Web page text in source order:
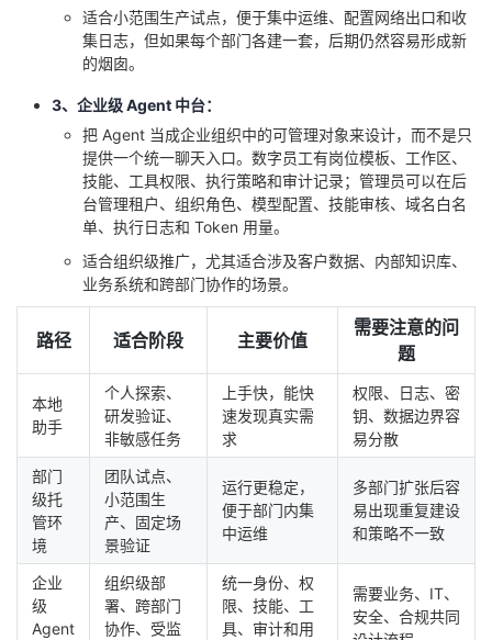
适合小范围生产试点，便于集中运维、配置网络出口和收
集日志，但如果每个部门各建一套，后期仍然容易形成新
的烟囱。
3、企业级 Agent 中台：
把 Agent 当成企业组织中的可管理对象来设计，而不是只
提供一个统一聊天入口。数字员工有岗位模板、工作区、
技能、工具权限、执行策略和审计记录；管理员可以在后
台管理租户、组织角色、模型配置、技能审核、域名白名
单、执行日志和 Token 用量。
适合组织级推广，尤其适合涉及客户数据、内部知识库、
业务系统和跨部门协作的场景。
路径 适合阶段 主要价值
需要注意的问
题
本地
助手
个人探索、
研发验证、
非敏感任务
上手快，能快
速发现真实需
求
权限、日志、密
钥、数据边界容
易分散
部门
级托
管环
境
团队试点、
小范围生
产、固定场
景验证
运行更稳定，
便于部门内集
中运维
多部门扩张后容
易出现重复建设
和策略不一致
企业
级
Agent
组织级部
署、跨部门
协作、受监
统一身份、权
限、技能、工
具、审计和用
需要业务、IT、
安全、合规共同